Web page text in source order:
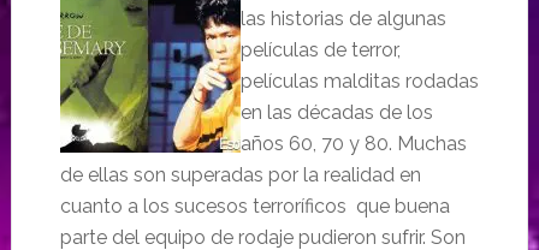
las historias de algunas
películas de terror,
películas malditas rodadas
en las décadas de los
años 60, 70 y 80. Muchas
de ellas son superadas por la realidad en
cuanto a los sucesos terroríficos que buena
parte del equipo de rodaje pudieron sufrir. Son